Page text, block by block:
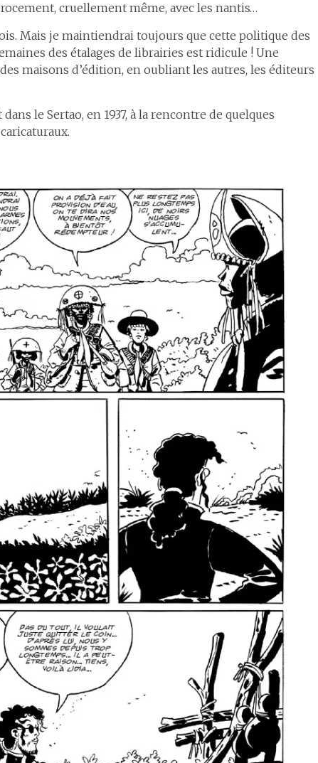
cruellement même, avec les nantis…
Mais je maintiendrai toujours que cette politique des
des étalages de librairies est ridicule ! Une
maisons d’édition, en oubliant les autres, les éditeurs
le Sertao, en 1937, à la rencontre de quelques